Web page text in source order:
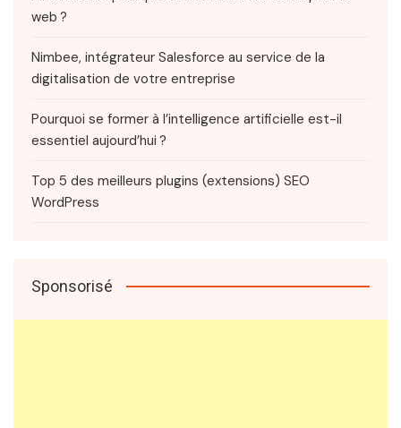
web ?
Nimbee, intégrateur Salesforce au service de la
digitalisation de votre entreprise
Pourquoi se former à l’intelligence artificielle est-il
essentiel aujourd’hui ?
Top 5 des meilleurs plugins (extensions) SEO
WordPress
Sponsorisé